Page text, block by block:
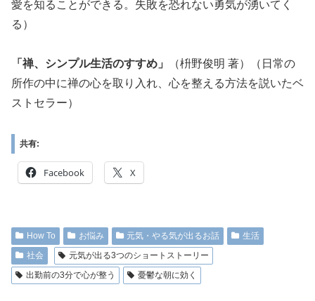
愛を知ることができる。失敗を恐れない勇気が湧いてく
る）
「禅、シンプル生活のすすめ」
（枡野俊明 著）（日常の
所作の中に禅の心を取り入れ、心を整える方法を説いたベ
ストセラー）
共有:
Facebook X
How To お悩み 元気・やる気が出るお話
生活
社会
元気が出る3つのショートストーリー
出勤前の3分で心が整う
憂鬱な朝に効く